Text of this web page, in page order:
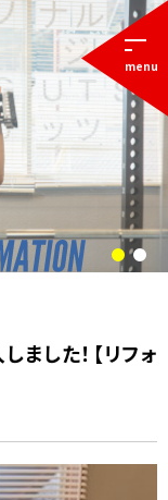
1 2
menu
した！【リフォ